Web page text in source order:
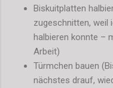
Biskuitplatten
zugeschnitten, weil
halbieren konnte –
Arbeit)
Türmchen bauen
nächstes drauf,